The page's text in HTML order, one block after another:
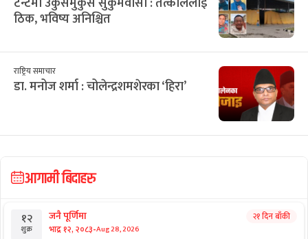
ठिक, भविष्य अनिश्चित
राष्ट्रिय समाचार
डा. मनोज शर्मा : चोलेन्द्रशमशेरका ‘हिरा’
आगामी बिदाहरु
१२
शुक्र
जनै पूर्णिमा
भाद्र १२, २०८३-Aug 28, 2026
२१ दिन बाँकी